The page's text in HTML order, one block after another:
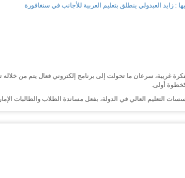
العبدولي ينطلق بتعليم العربية للأجانب في سنغافورة
غريبة، سرعان ما تحولت إلى برنامج إلكتروني فعال يتم من خلاله
كخطوة أولى.
التعليم العالي في الدولة، بفعل مساندة الطلاب والطالبات